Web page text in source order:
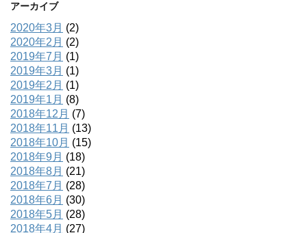
アーカイブ
2020年3月 (2)
2020年2月 (2)
2019年7月 (1)
2019年3月 (1)
2019年2月 (1)
2019年1月 (8)
2018年12月 (7)
2018年11月 (13)
2018年10月 (15)
2018年9月 (18)
2018年8月 (21)
2018年7月 (28)
2018年6月 (30)
2018年5月 (28)
2018年4月 (27)